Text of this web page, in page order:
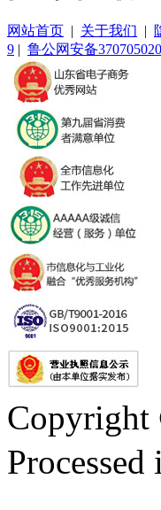
网站首页 | 关于我们 |
9 | 鲁公网安备